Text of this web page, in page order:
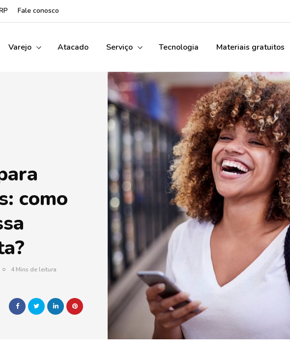
Fale conosco
Varejo Atacado Serviço Tecnologia Materiais gratuitos
como
4 Mins de leitura